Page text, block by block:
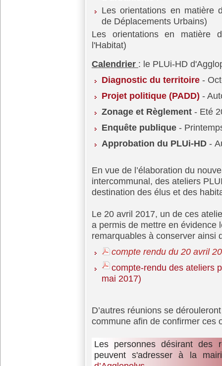
Les orientations en matière
de Déplacements Urbains)
Les orientations en matière d
l'Habitat)
Calendrier : le PLUi-HD
Diagnostic du territoire -
Projet politique (PADD) -
Zonage et Règlement - Eté
Enquête publique -
Approbation du PLUi-HD -
En vue de l’élaboration du
intercommunal, des ateliers
destination des élus et des
Le 20 avril 2017, un de ces
a permis de mettre en évidence
remarquables à conserver ainsi
compte rendu du 20 avril
compte-rendu des ateliers
mai 2017)
D’autres réunions se
commune afin de confirmer ces
Les personnes désirant des
peuvent s'adresser à la